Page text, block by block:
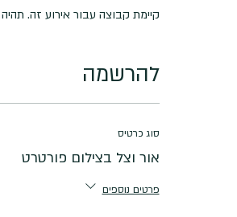
קיימת קבוצה עבור אירוע זה.
להרשמה
סוג כרטיס
אור וצל בצילום פורטרט
פרטים נוספים